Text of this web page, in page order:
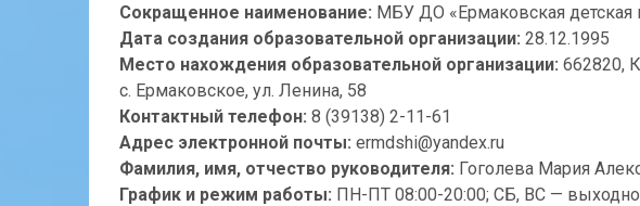
Сокращенное наименование: МБУ ДО «Ермаковская детская
Дата создания образовательной организации: 28.12.1995
Место нахождения образовательной организации: 662820,
с. Ермаковское, ул. Ленина, 58
Контактный телефон: 8 (39138) 2-11-61
Адрес электронной почты: ermdshi@yandex.ru
Фамилия, имя, отчество руководителя: Гоголева Мария
График и режим работы: ПН-ПТ 08:00-20:00; СБ, ВС —